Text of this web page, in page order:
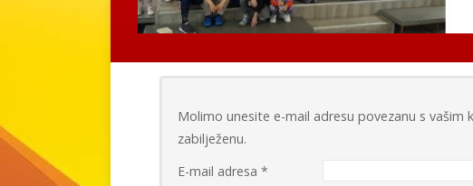
Molimo unesite e-mail adresu povezanu s
zabilježenu.
E-mail adresa *